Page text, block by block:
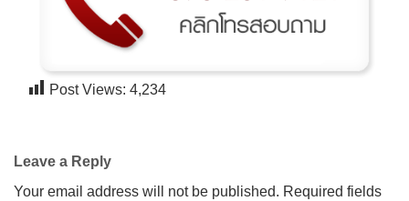
Post Views: 4,234
Leave a Reply
Your email address will not be published. Required fields